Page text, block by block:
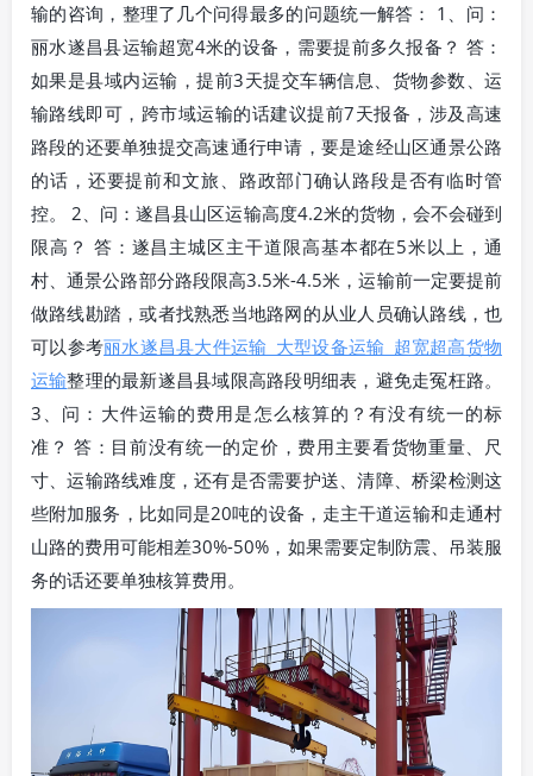
输的咨询，整理了几个问得最多的问题统一解答： 1、问：
丽水遂昌县运输超宽4米的设备，需要提前多久报备？ 答：
如果是县域内运输，提前3天提交车辆信息、货物参数、运
输路线即可，跨市域运输的话建议提前7天报备，涉及高速
路段的还要单独提交高速通行申请，要是途经山区通景公路
的话，还要提前和文旅、路政部门确认路段是否有临时管
控。 2、问：遂昌县山区运输高度4.2米的货物，会不会碰到
限高？ 答：遂昌主城区主干道限高基本都在5米以上，通
村、通景公路部分路段限高3.5米-4.5米，运输前一定要提前
做路线勘踏，或者找熟悉当地路网的从业人员确认路线，也
可以参考丽水遂昌县大件运输_大型设备运输_超宽超高货物
运输整理的最新遂昌县域限高路段明细表，避免走冤枉路。
3、问：大件运输的费用是怎么核算的？有没有统一的标
准？ 答：目前没有统一的定价，费用主要看货物重量、尺
寸、运输路线难度，还有是否需要护送、清障、桥梁检测这
些附加服务，比如同是20吨的设备，走主干道运输和走通村
山路的费用可能相差30%-50%，如果需要定制防震、吊装服
务的话还要单独核算费用。